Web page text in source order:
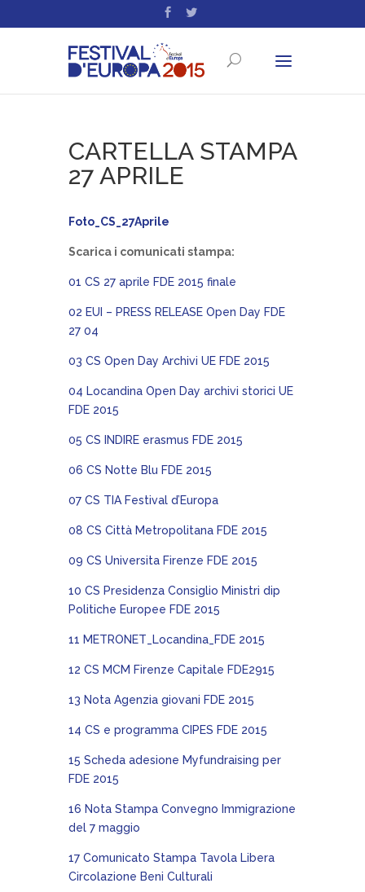
CARTELLA STAMPA
27 APRILE
Foto_CS_27Aprile
Scarica i comunicati stampa:
01 CS 27 aprile FDE 2015 finale
02 EUI – PRESS RELEASE Open Day FDE
27 04
03 CS Open Day Archivi UE FDE 2015
04 Locandina Open Day archivi storici UE
FDE 2015
05 CS INDIRE erasmus FDE 2015
06 CS Notte Blu FDE 2015
07 CS TIA Festival d’Europa
08 CS Città Metropolitana FDE 2015
09 CS Universita Firenze FDE 2015
10 CS Presidenza Consiglio Ministri dip
Politiche Europee FDE 2015
11 METRONET_Locandina_FDE 2015
12 CS MCM Firenze Capitale FDE2915
13 Nota Agenzia giovani FDE 2015
14 CS e programma CIPES FDE 2015
15 Scheda adesione Myfundraising per
FDE 2015
16 Nota Stampa Convegno Immigrazione
del 7 maggio
17 Comunicato Stampa Tavola Libera
Circolazione Beni Culturali